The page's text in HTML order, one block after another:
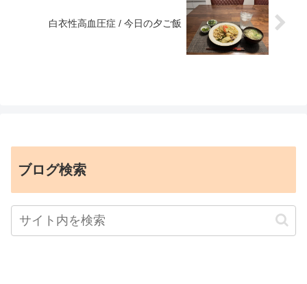
白衣性高血圧症 / 今日の夕ご飯
ブログ検索